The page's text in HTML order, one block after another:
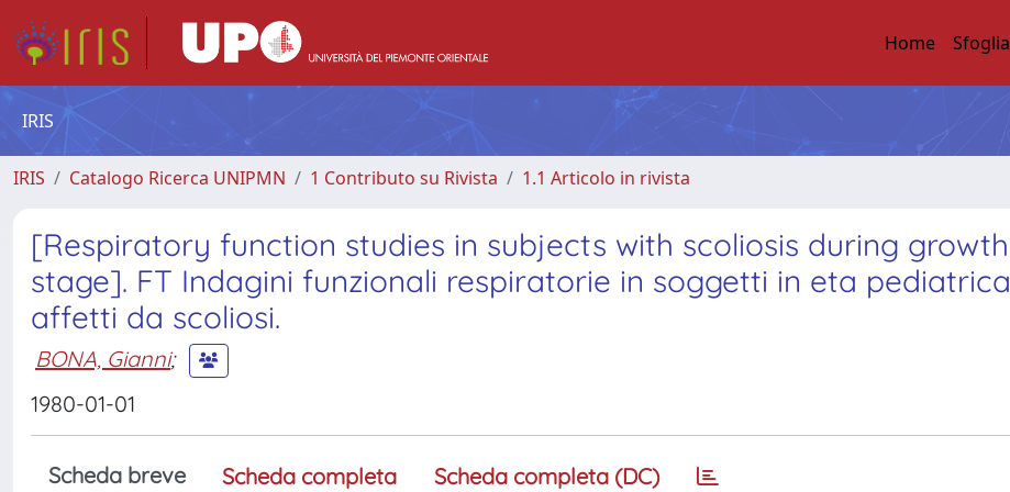
Home Sfoglia
IRIS
IRIS Catalogo Ricerca UNIPMN 1 Contributo su Rivista 1.1 Articolo in rivista
[Respiratory function studies in subjects with scoliosis during growth
stage]. FT Indagini funzionali respiratorie in soggetti in eta pediatrica
affetti da scoliosi.
BONA, Gianni;
1980-01-01
Scheda breve Scheda completa Scheda completa (DC)